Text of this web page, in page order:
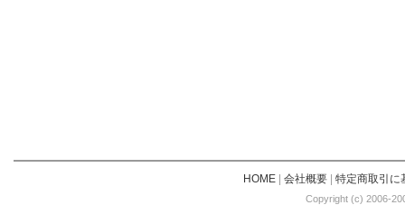
HOME| 会社概要| 特定商取引に
Copyright (c) 2006-